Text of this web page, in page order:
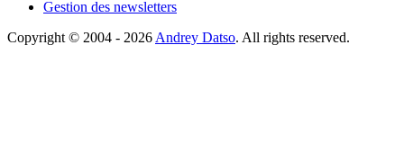
Gestion des newsletters
Copyright © 2004 - 2026 Andrey Datso. All rights reserved.